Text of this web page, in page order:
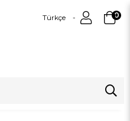
Türkçe 0